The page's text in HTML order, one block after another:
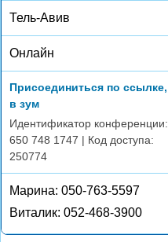
Тель-Авив
Онлайн
Присоединиться по ссылке,
в зум
Идентификатор конференции:
650 748 1747 | Код доступа:
250774
Марина: 050-763-5597
Виталик: 052-468-3900